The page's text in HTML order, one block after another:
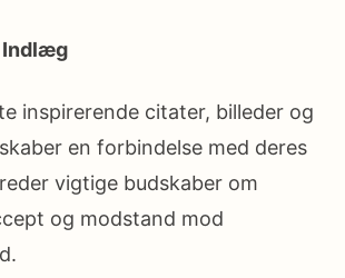
Indlæg
inspirerende citater, billeder og
en forbindelse med deres
vigtige budskaber om
og modstand mod